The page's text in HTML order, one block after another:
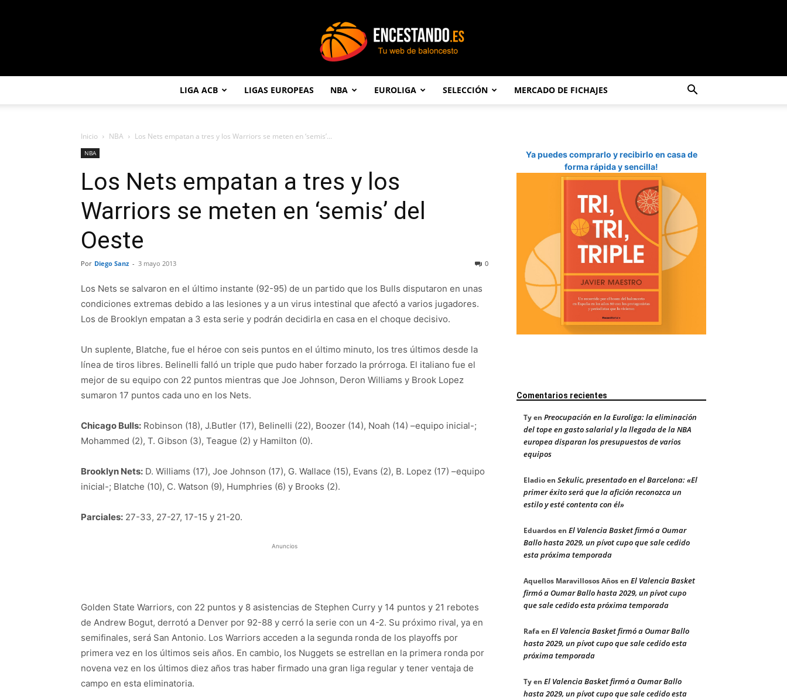
LIGA ACB LIGAS EUROPEAS NBA EUROLIGA SELECCIÓN MERCADO DE FICHAJES
Inicio NBA Los Nets empatan a tres y los Warriors se meten en ‘semis’...
NBA
Los Nets empatan a tres y los
Warriors se meten en ‘semis’ del
Oeste
Por Diego Sanz - 3 mayo 2013 0
Los Nets se salvaron en el último instante (92-95) de un partido que los Bulls disputaron en unas
condiciones extremas debido a las lesiones y a un virus intestinal que afectó a varios jugadores.
Los de Brooklyn empatan a 3 esta serie y podrán decidirla en casa en el choque decisivo.
Un suplente, Blatche, fue el héroe con seis puntos en el último minuto, los tres últimos desde la
línea de tiros libres. Belinelli falló un triple que pudo haber forzado la prórroga. El italiano fue el
mejor de su equipo con 22 puntos mientras que Joe Johnson, Deron Williams y Brook Lopez
sumaron 17 puntos cada uno en los Nets.
Chicago Bulls: Robinson (18), J.Butler (17), Belinelli (22), Boozer (14), Noah (14) –equipo inicial-;
Mohammed (2), T. Gibson (3), Teague (2) y Hamilton (0).
Brooklyn Nets: D. Williams (17), Joe Johnson (17), G. Wallace (15), Evans (2), B. Lopez (17) –equipo
inicial-; Blatche (10), C. Watson (9), Humphries (6) y Brooks (2).
Parciales: 27-33, 27-27, 17-15 y 21-20.
Anuncios
Golden State Warriors, con 22 puntos y 8 asistencias de Stephen Curry y 14 puntos y 21 rebotes
de Andrew Bogut, derrotó a Denver por 92-88 y cerró la serie con un 4-2. Su próximo rival, ya en
semifinales, será San Antonio. Los Warriors acceden a la segunda ronda de los playoffs por
primera vez en los últimos seis años. En cambio, los Nuggets se estrellan en la primera ronda por
novena vez en los últimos diez años tras haber firmado una gran liga regular y tener ventaja de
campo en esta eliminatoria.
Ya puedes comprarlo y recibirlo en casa de
forma rápida y sencilla!
Comentarios recientes
Tyen Preocupación en la Euroliga: la eliminación
del tope en gasto salarial y la llegada de la NBA
europea disparan los presupuestos de varios
equipos
Eladioen Sekulic, presentado en el Barcelona: «El
primer éxito será que la afición reconozca un
estilo y esté contenta con él»
Eduardosen El Valencia Basket firmó a Oumar
Ballo hasta 2029, un pívot cupo que sale cedido
esta próxima temporada
Aquellos Maravillosos Añosen El Valencia Basket
firmó a Oumar Ballo hasta 2029, un pívot cupo
que sale cedido esta próxima temporada
Rafaen El Valencia Basket firmó a Oumar Ballo
hasta 2029, un pívot cupo que sale cedido esta
próxima temporada
Tyen El Valencia Basket firmó a Oumar Ballo
hasta 2029, un pívot cupo que sale cedido esta